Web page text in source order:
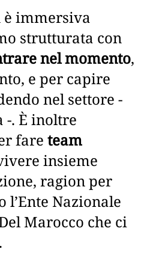
è immersiva
strutturata con
nel momento,
e per capire
nel settore -
-. È inoltre
fare team
insieme
ragion per
Nazionale
Marocco che ci